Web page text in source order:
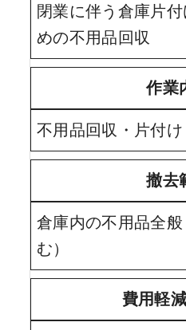
閉業に伴う倉庫片
めの不用品回収
作業
不用品回収・片付
撤去
倉庫内の不用品全
む）
費用軽